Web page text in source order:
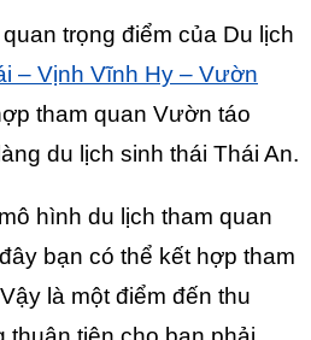
trọng điểm của Du lịch
– Vịnh Vĩnh Hy – Vườn
tham quan Vườn táo
du lịch sinh thái Thái An.
hình du lịch tham quan
bạn có thể kết hợp tham
là một điểm đến thu